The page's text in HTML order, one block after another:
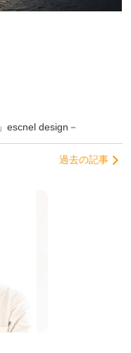
escnel design－
過去の記事